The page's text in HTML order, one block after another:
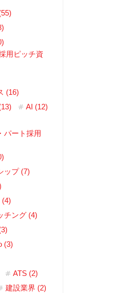
用ピッチ資
(16)
AI (12)
パート採用
ップ (7)
(4)
チング (4)
(3)
ATS (2)
建設業界 (2)